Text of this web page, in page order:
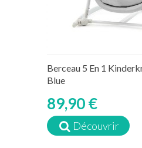
Berceau 5 En 1
Blue
89,90 €
Découvrir